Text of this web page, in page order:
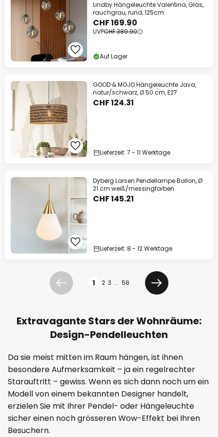
Lindby Hängeleuchte Valentina, Glas,
rauchgrau, rund, 125cm
CHF 169.90
UVPCHF 389.90
Auf Lager
GOOD & MOJO Hängeleuchte Java,
natur/schwarz, Ø 50 cm, E27
CHF 124.31
Lieferzeit: 7 - 11 Werktage
Dyberg Larsen Pendellampe Ballon, Ø
21 cm weiß/messingfarben
CHF 145.21
Lieferzeit: 8 - 12 Werktage
Zurück 1 2 3 ... 58
Weiter
Extravagante Stars der Wohnräume:
Design-Pendelleuchten
Da sie meist mitten im Raum hängen, ist ihnen
besondere Aufmerksamkeit – ja ein regelrechter
Starauftritt – gewiss. Wenn es sich dann noch um ein
Modell von einem bekannten Designer handelt,
erzielen Sie mit Ihrer Pendel- oder Hängeleuchte
sicher einen noch grösseren Wow-Effekt bei Ihren
Besuchern.